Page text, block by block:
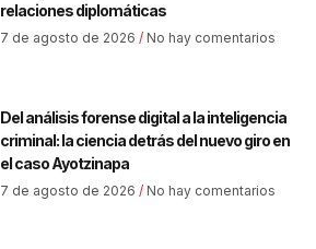
relaciones diplomáticas
7 de agosto de 2026 No hay comentarios
Del análisis forense digital a la inteligencia
criminal: la ciencia detrás del nuevo giro en
el caso Ayotzinapa
7 de agosto de 2026 No hay comentarios